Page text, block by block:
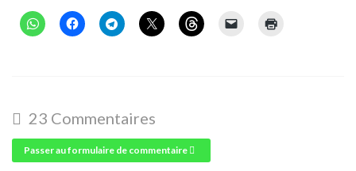
23 Commentaires
Passer au formulaire de commentaire